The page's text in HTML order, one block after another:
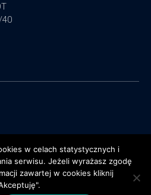
w celach statystycznych i
serwisu. Jeżeli wyrażasz zgodę
zawartej w cookies kliknij